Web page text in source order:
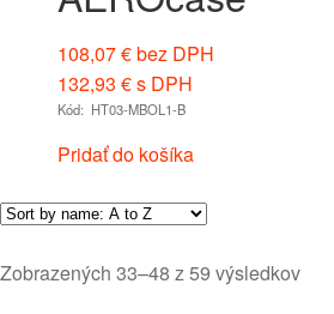
108,07€bez DPH
132,93 €s DPH
Kód: HT03-MBOL1-B
Pridať do košíka
Zobrazených 33–48 z 59 výsledkov